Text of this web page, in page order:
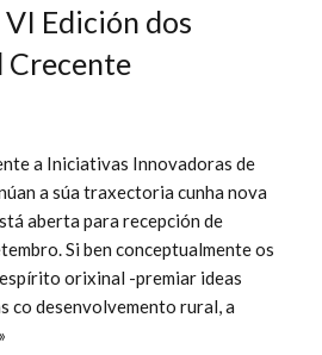
Edición dos
Crecente
a Iniciativas Innovadoras de
a súa traxectoria cunha nova
aberta para recepción de
Si ben conceptualmente os
orixinal -premiar ideas
co desenvolvemento rural, a